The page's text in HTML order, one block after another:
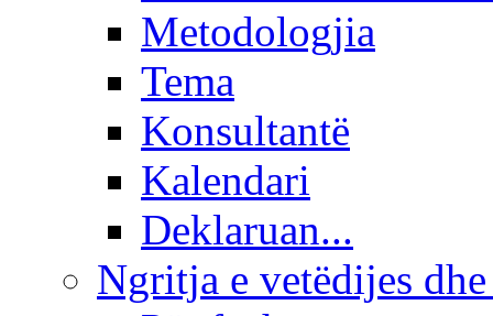
Metodologjia
Tema
Konsultantë
Kalendari
Deklaruan...
Ngritja e vetëdijes